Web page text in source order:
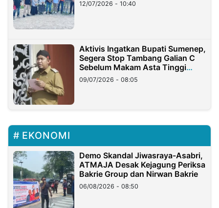
12/07/2026 - 10:40
Aktivis Ingatkan Bupati Sumenep,
Segera Stop Tambang Galian C
Sebelum Makam Asta Tinggi
Longsor
09/07/2026 - 08:05
EKONOMI
Demo Skandal Jiwasraya-Asabri,
ATMAJA Desak Kejagung Periksa
Bakrie Group dan Nirwan Bakrie
06/08/2026 - 08:50